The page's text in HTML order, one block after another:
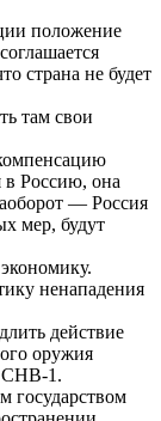
положение
страна не будет
там свои
в Россию, она
— Россия
мер, будут
ненападения
действие
оружия
СНВ-1.
государством